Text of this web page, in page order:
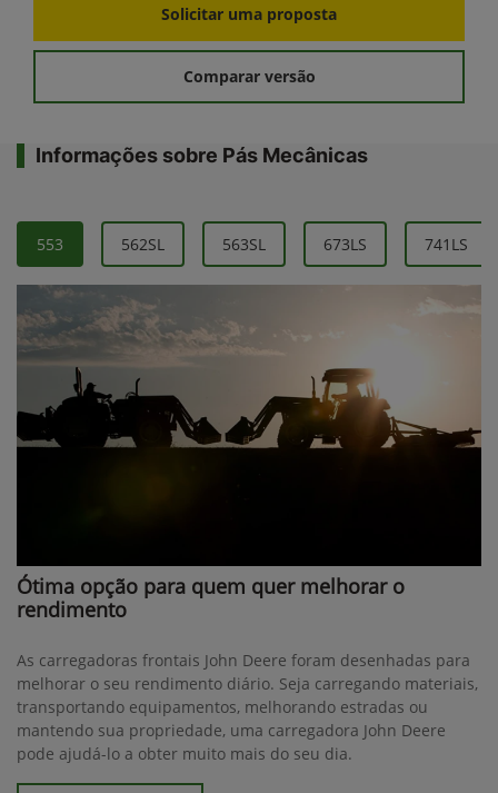
Solicitar uma proposta
Comparar versão
Informações sobre Pás Mecânicas
553 562SL 563SL 673LS 741LS
Ótima opção para quem quer melhorar o
rendimento
As carregadoras frontais John Deere foram desenhadas para
melhorar o seu rendimento diário. Seja carregando materiais,
transportando equipamentos, melhorando estradas ou
mantendo sua propriedade, uma carregadora John Deere
pode ajudá-lo a obter muito mais do seu dia.